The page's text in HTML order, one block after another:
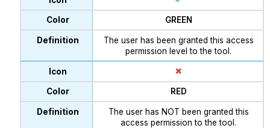
GREEN
The user has been granted this access
permission level to the tool.
RED
The user has NOT been granted this
access permission to the tool.